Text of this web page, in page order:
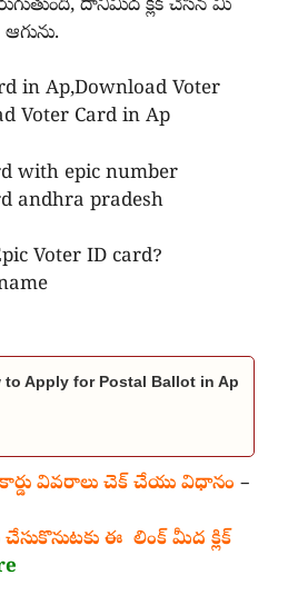
దానిమీద క్లిక్ చేసిన మీ
in Ap,Download Voter
Voter Card in Ap
with epic number
andhra pradesh
Voter ID card?
to Apply for Postal Ballot in Ap
వివరాలు చెక్ చేయు విధానం –
ఈ లింక్ మీద క్లిక్